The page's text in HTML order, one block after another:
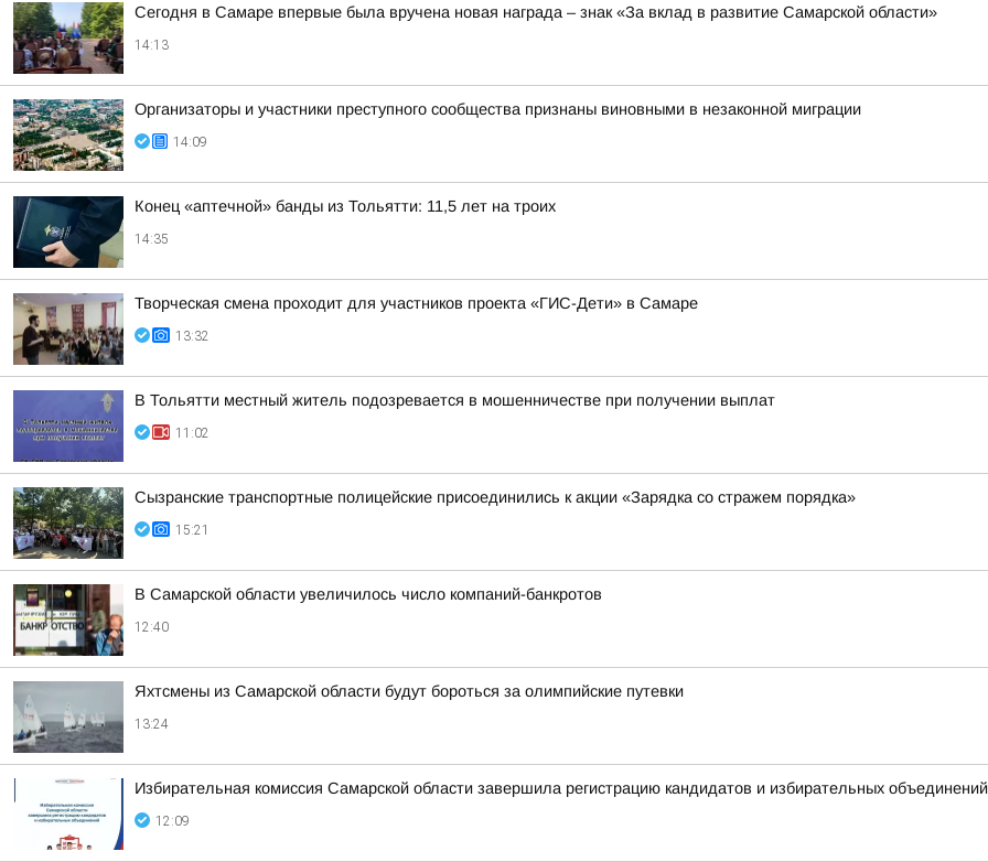
Сегодня в Самаре впервые была вручена новая награда – знак «За вклад в развитие Самарской области»
14:13
Организаторы и участники преступного сообщества признаны виновными в незаконной миграции
14:09
Конец «аптечной» банды из Тольятти: 11,5 лет на троих
14:35
Творческая смена проходит для участников проекта «ГИС-Дети» в Самаре
13:32
В Тольятти местный житель подозревается в мошенничестве при получении выплат
11:02
Сызранские транспортные полицейские присоединились к акции «Зарядка со стражем порядка»
15:21
В Самарской области увеличилось число компаний-банкротов
12:40
Яхтсмены из Самарской области будут бороться за олимпийские путевки
13:24
Избирательная комиссия Самарской области завершила регистрацию кандидатов и избирательных объединений
12:09